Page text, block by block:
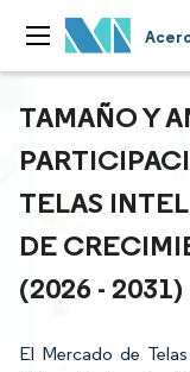
TAMAÑO Y
TELAS
DE
(2026 - 2031)
El Mercado de